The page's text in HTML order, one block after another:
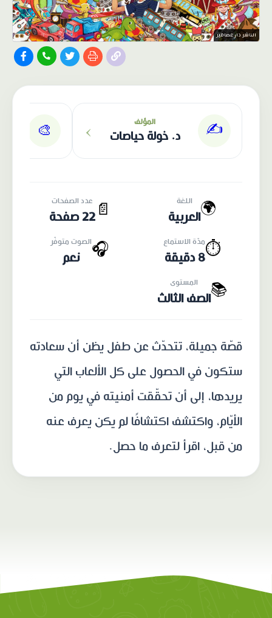
الناشر: دار عصافير
✍️ المؤلف
د. خولة حياصات ›
🎨
🌍 اللغة
العربية 📄
عدد الصفحات
22 صفحة
⏱️مدّة الاستماع
8 دقيقة
🎧الصوت متوفّر
نعم
📚 المستوى
الصف الثالث
قصّة جميلة، تتحدّث عن طفل يظن أن سعادته
ستكون في الحصول على كل الألعاب التي
يريدها، إلى أن تحقّقت أمنيته في يوم من
الأيّام، واكتشف اكتشافًا لم يكن يعرف عنه
من قبل، اقرأ لتعرف ما حصل.